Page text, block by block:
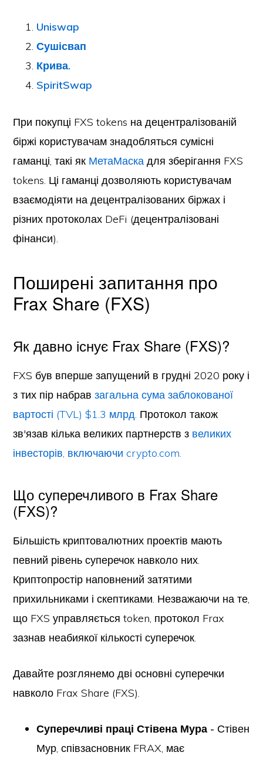
Uniswap
Сушісвап
Крива.
SpiritSwap
При покупці FXS tokens на децентралізованій
біржі користувачам знадобляться сумісні
гаманці, такі як МетаМаска для зберігання FXS
tokens. Ці гаманці дозволяють користувачам
взаємодіяти на децентралізованих біржах і
різних протоколах DeFi (децентралізовані
фінанси).
Поширені запитання про
Frax Share (FXS)
Як давно існує Frax Share (FXS)?
FXS був вперше запущений в грудні 2020 року і
з тих пір набравзагальна сума заблокованої
вартості (TVL) $1.3 млрд. Протокол також
зв'язав кілька великих партнерств з великих
інвесторів, включаючи crypto.com.
Що суперечливого в Frax Share
(FXS)?
Більшість криптовалютних проектів мають
певний рівень суперечок навколо них.
Криптопростір наповнений затятими
прихильниками і скептиками. Незважаючи на те,
що FXS управляється token, протокол Frax
зазнав неабиякої кількості суперечок.
Давайте розглянемо дві основні суперечки
навколо Frax Share (FXS).
Суперечливі праці Стівена Мура - Стівен
Мур, співзасновник FRAX, має